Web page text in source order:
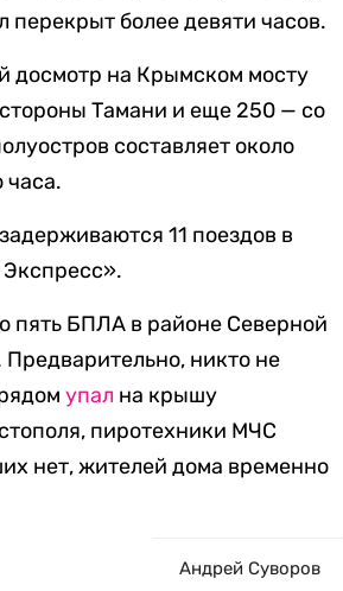
перекрыт более девяти часов.
досмотр на Крымском мосту
Тамани и еще 250 — со
составляет около
часа.
11 поездов в
пять БПЛА в районе Северной
никто не
упал на крышу
пиротехники МЧС
нет, жителей дома временно
Андрей Суворов